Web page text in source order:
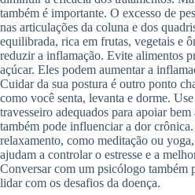
também é importante. O excesso de
nas articulações da coluna e dos
equilibrada, rica em frutas, vegetais e
reduzir a inflamação. Evite alimentos
açúcar. Eles podem aumentar a
Cuidar da sua postura é outro ponto
como você senta, levanta e dorme.
travesseiro adequados para apoiar
também pode influenciar a dor
relaxamento, como meditação ou
ajudam a controlar o estresse e a
Conversar com um psicólogo também
lidar com os desafios da doença.